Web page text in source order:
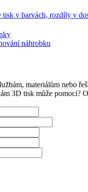
tisk v barvách, rozdíly v
náhrobku
materiálům nebo
3D tisk může pomoci?